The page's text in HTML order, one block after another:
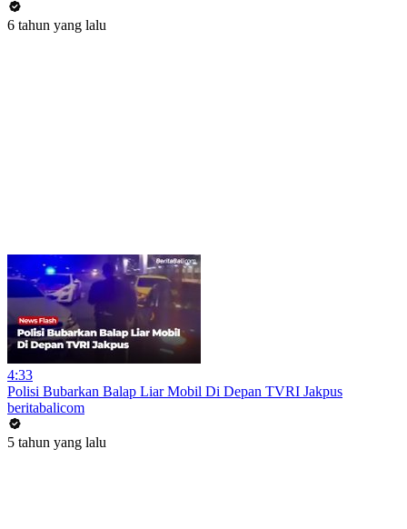
6 tahun yang lalu
4:33
Polisi Bubarkan Balap Liar Mobil Di Depan TVRI Jakpus
beritabalicom
5 tahun yang lalu